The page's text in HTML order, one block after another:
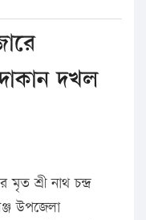
দখল
মৃত শ্রী নাথ চন্দ্র
উপজেলা